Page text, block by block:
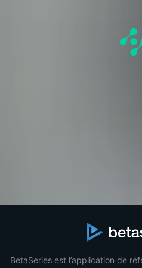
BetaSeries est l’application de